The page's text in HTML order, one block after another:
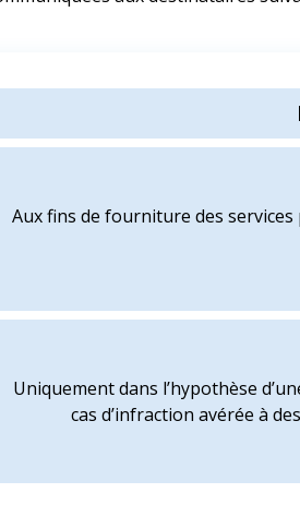
Aux fins de fourniture des
Uniquement dans l’hypothèse
cas d’infraction avérée à